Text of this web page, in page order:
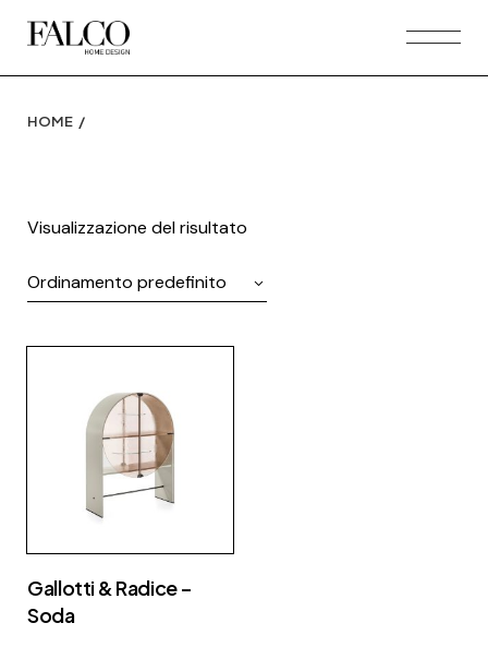
HOME
Visualizzazione del risultato
Ordinamento predefinito
Gallotti & Radice –
Soda